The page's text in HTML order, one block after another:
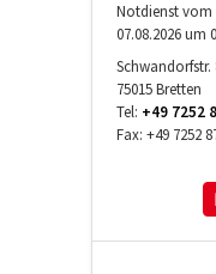
Notdienst vom
07.08.2026 um
Schwandorfstr.
75015Bretten
Tel: +49 7252
Fax: +49 7252